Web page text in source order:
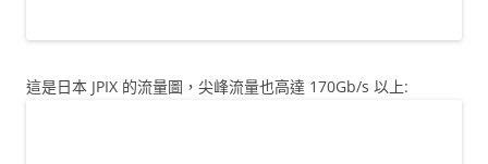
這是日本 JPIX 的流量圖，尖峰流量也高達 170Gb/s 以上: